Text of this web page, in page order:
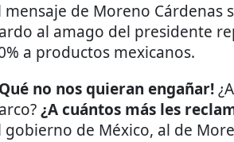
mensaje de Moreno Cárdenas
al amago del presidente
a productos mexicanos.
no nos quieran engañar!
¿A cuántos más les
gobierno de México, al de